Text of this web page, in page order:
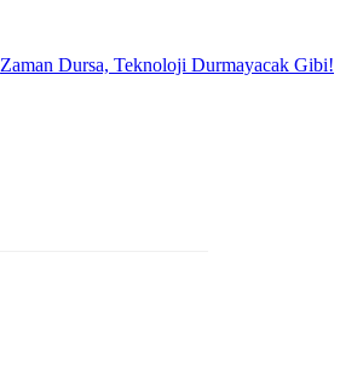
Zaman Dursa, Teknoloji Durmayacak Gibi!